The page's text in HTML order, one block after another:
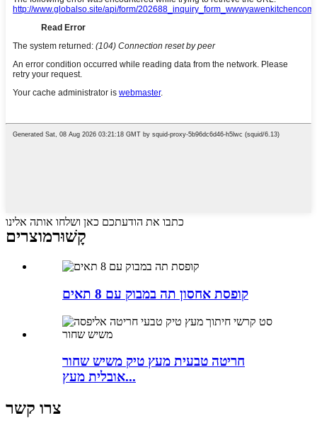
כתבו את הודעתכם כאן ושלחו אותה אלינו
קָשׁוּרמוצרים
קופסת אחסון תה במבוק עם 8 תאים
חריטה טבעית מעץ טיק משיש שחור
אובלית מעץ...
צרו קשר